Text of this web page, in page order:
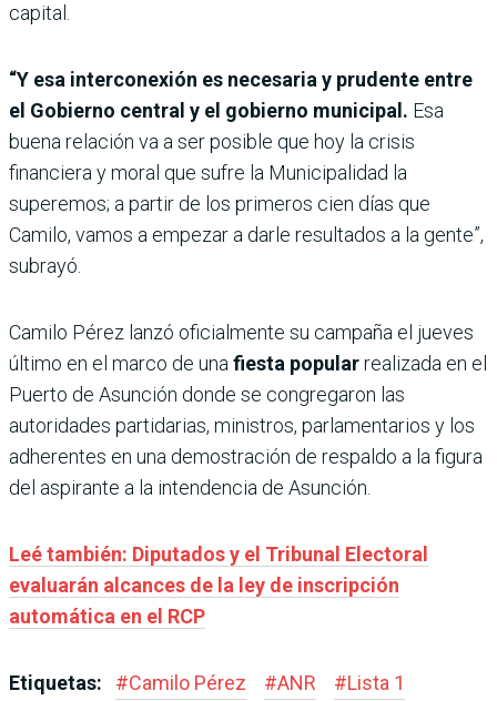
capital.
“Y esa interconexión es necesaria y prudente entre
el Gobierno central y el gobierno municipal. Esa
buena relación va a ser posible que hoy la crisis
financiera y moral que sufre la Municipalidad la
superemos; a partir de los primeros cien días que
Camilo, vamos a empezar a darle resultados a la gente”,
subrayó.
Camilo Pérez lanzó oficialmente su campaña el jueves
último en el marco de una fiesta popularrealizada en el
Puerto de Asunción donde se congregaron las
autoridades partidarias, ministros, parlamentarios y los
adherentes en una demostración de respaldo a la figura
del aspirante a la intendencia de Asunción.
Leé también: Diputados y el Tribunal Electoral
evaluarán alcances de la ley de inscripción
automática en el RCP
Etiquetas: #Camilo Pérez #ANR #Lista 1